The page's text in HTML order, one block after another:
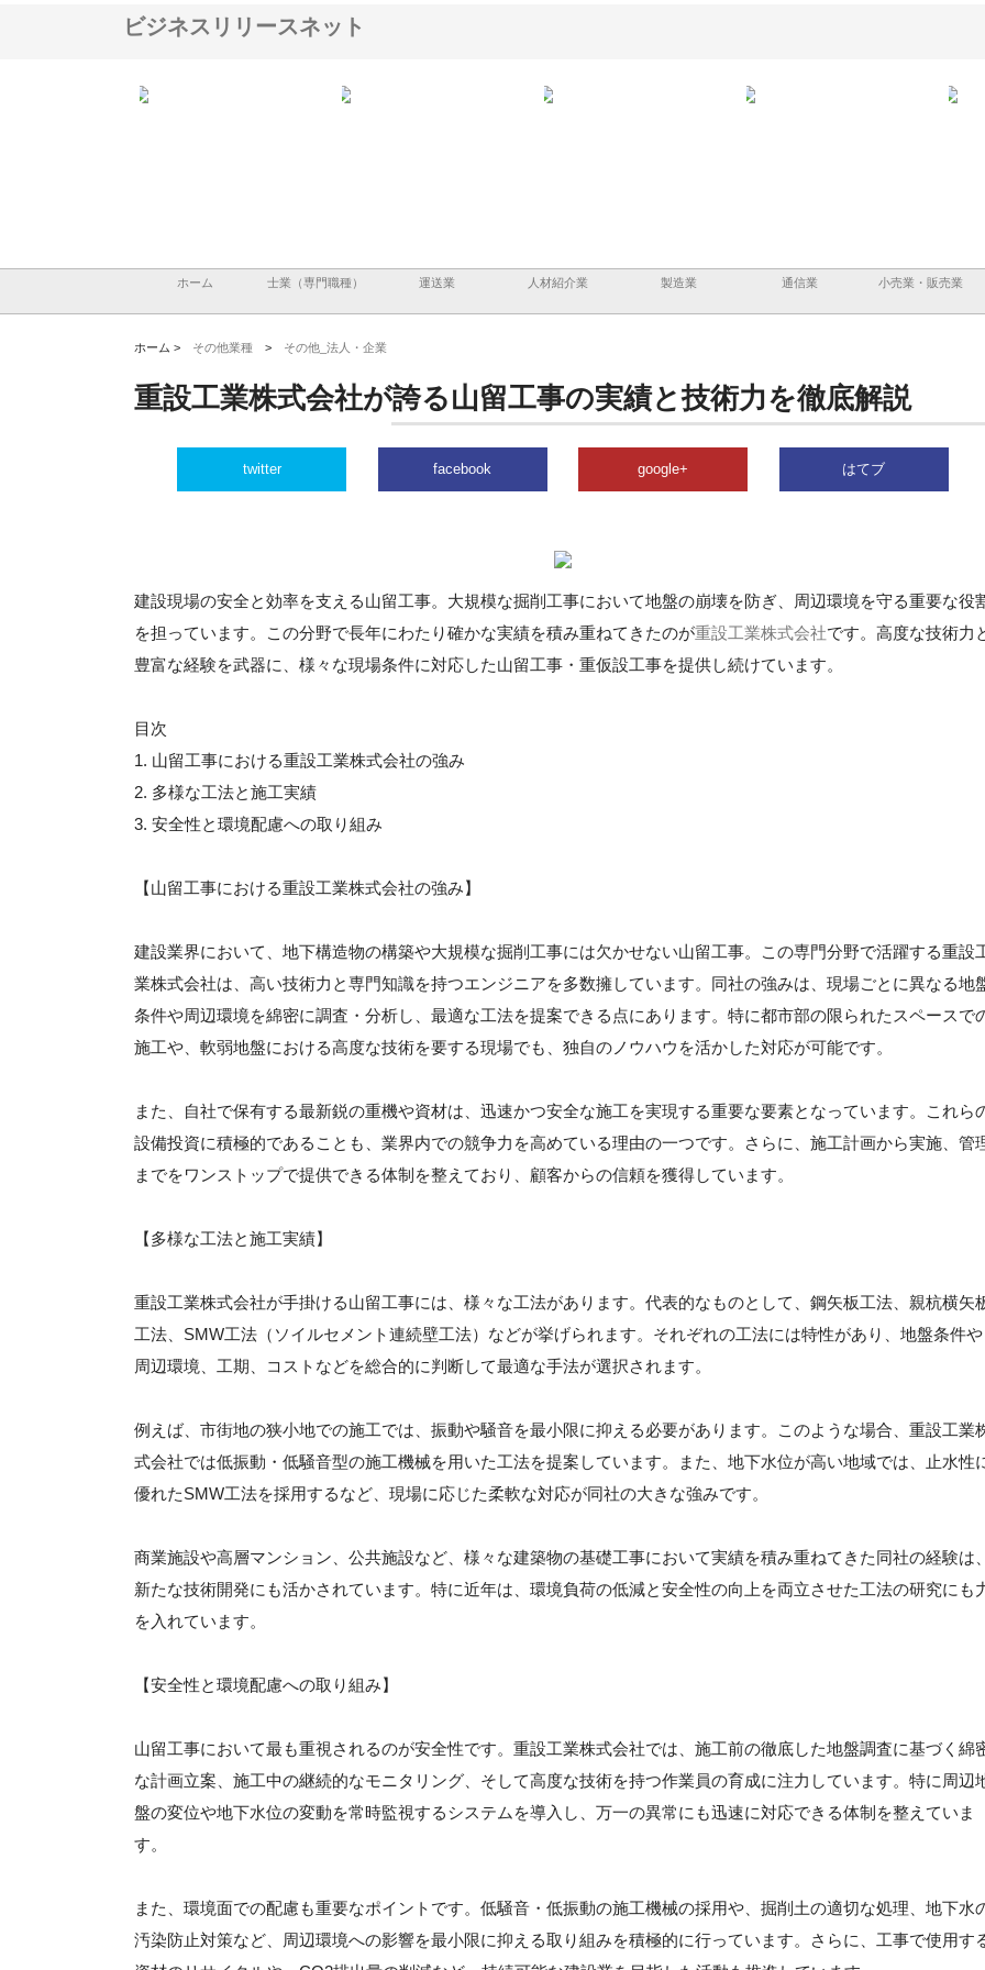
ビジネスリリースネット
ホーム 士業（専門職種） 運送業 人材紹介業 製造業 通信業 小売業・販売業
ホーム > その他業種 > その他_法人・企業
重設工業株式会社が誇る山留工事の実績と技術力を徹底解説
twitter facebook google+ はてブ
建設現場の安全と効率を支える山留工事。大規模な掘削工事において地盤の崩壊を防ぎ、周辺環境を守る重要な役
を担っています。この分野で長年にわたり確かな実績を積み重ねてきたのが重設工業株式会社です。高度な技術力
豊富な経験を武器に、様々な現場条件に対応した山留工事・重仮設工事を提供し続けています。
目次
1. 山留工事における重設工業株式会社の強み
2. 多様な工法と施工実績
3. 安全性と環境配慮への取り組み
【山留工事における重設工業株式会社の強み】
建設業界において、地下構造物の構築や大規模な掘削工事には欠かせない山留工事。この専門分野で活躍する重設
業株式会社は、高い技術力と専門知識を持つエンジニアを多数擁しています。同社の強みは、現場ごとに異なる地
条件や周辺環境を綿密に調査・分析し、最適な工法を提案できる点にあります。特に都市部の限られたスペースで
施工や、軟弱地盤における高度な技術を要する現場でも、独自のノウハウを活かした対応が可能です。
また、自社で保有する最新鋭の重機や資材は、迅速かつ安全な施工を実現する重要な要素となっています。これら
設備投資に積極的であることも、業界内での競争力を高めている理由の一つです。さらに、施工計画から実施、管
までをワンストップで提供できる体制を整えており、顧客からの信頼を獲得しています。
【多様な工法と施工実績】
重設工業株式会社が手掛ける山留工事には、様々な工法があります。代表的なものとして、鋼矢板工法、親杭横矢
工法、SMW工法（ソイルセメント連続壁工法）などが挙げられます。それぞれの工法には特性があり、地盤条件や
周辺環境、工期、コストなどを総合的に判断して最適な手法が選択されます。
例えば、市街地の狭小地での施工では、振動や騒音を最小限に抑える必要があります。このような場合、重設工業
式会社では低振動・低騒音型の施工機械を用いた工法を提案しています。また、地下水位が高い地域では、止水性
優れたSMW工法を採用するなど、現場に応じた柔軟な対応が同社の大きな強みです。
商業施設や高層マンション、公共施設など、様々な建築物の基礎工事において実績を積み重ねてきた同社の経験は、
新たな技術開発にも活かされています。特に近年は、環境負荷の低減と安全性の向上を両立させた工法の研究にも
を入れています。
【安全性と環境配慮への取り組み】
山留工事において最も重視されるのが安全性です。重設工業株式会社では、施工前の徹底した地盤調査に基づく綿
な計画立案、施工中の継続的なモニタリング、そして高度な技術を持つ作業員の育成に注力しています。特に周辺
盤の変位や地下水位の変動を常時監視するシステムを導入し、万一の異常にも迅速に対応できる体制を整えていま
す。
また、環境面での配慮も重要なポイントです。低騒音・低振動の施工機械の採用や、掘削土の適切な処理、地下水
汚染防止対策など、周辺環境への影響を最小限に抑える取り組みを積極的に行っています。さらに、工事で使用す